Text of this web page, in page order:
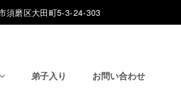
須磨区大田町5-3-24-303
弟子入り お問い合わせ